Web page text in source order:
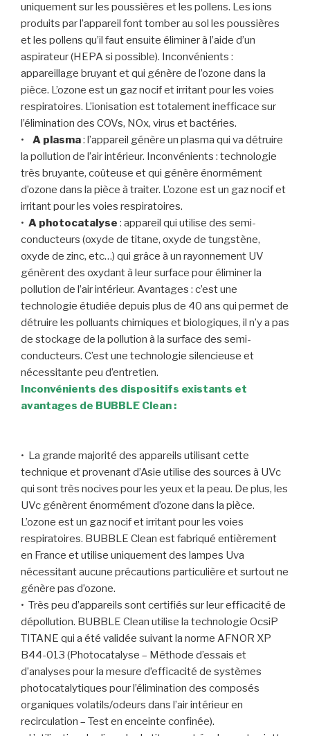
uniquement sur les poussières et les pollens. Les ions
produits par l’appareil font tomber au sol les poussières
et les pollens qu’il faut ensuite éliminer à l’aide d’un
aspirateur (HEPA si possible). Inconvénients :
appareillage bruyant et qui génère de l’ozone dans la
pièce. L’ozone est un gaz nocif et irritant pour les voies
respiratoires. L’ionisation est totalement inefficace sur
l’élimination des COVs, NOx, virus et bactéries.
• A plasma: l’appareil génère un plasma qui va détruire
la pollution de l’air intérieur. Inconvénients : technologie
très bruyante, coûteuse et qui génère énormément
d’ozone dans la pièce à traiter. L’ozone est un gaz nocif et
irritant pour les voies respiratoires.
• A photocatalyse : appareil qui utilise des semi-
conducteurs (oxyde de titane, oxyde de tungstène,
oxyde de zinc, etc…) qui grâce à un rayonnement UV
génèrent des oxydant à leur surface pour éliminer la
pollution de l’air intérieur. Avantages : c’est une
technologie étudiée depuis plus de 40 ans qui permet de
détruire les polluants chimiques et biologiques, il n’y a pas
de stockage de la pollution à la surface des semi-
conducteurs. C’est une technologie silencieuse et
nécessitante peu d’entretien.
Inconvénients des dispositifs existants et
avantages de BUBBLE Clean :
• La grande majorité des appareils utilisant cette
technique et provenant d’Asie utilise des sources à UVc
qui sont très nocives pour les yeux et la peau. De plus, les
UVc génèrent énormément d’ozone dans la pièce.
L’ozone est un gaz nocif et irritant pour les voies
respiratoires. BUBBLE Clean est fabriqué entièrement
en France et utilise uniquement des lampes Uva
nécessitant aucune précautions particulière et surtout ne
génère pas d’ozone.
• Très peu d’appareils sont certifiés sur leur efficacité de
dépollution. BUBBLE Clean utilise la technologie OcsiP
TITANE qui a été validée suivant la norme AFNOR XP
B44-013 (Photocatalyse – Méthode d’essais et
d’analyses pour la mesure d’efficacité de systèmes
photocatalytiques pour l’élimination des composés
organiques volatils/odeurs dans l’air intérieur en
recirculation – Test en enceinte confinée).